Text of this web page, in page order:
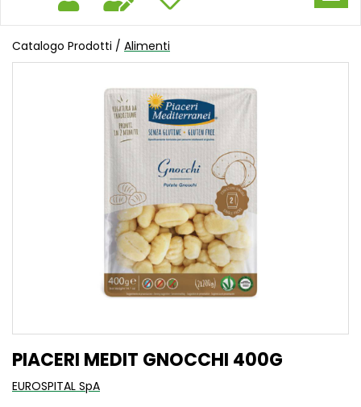
Catalogo Prodotti / Alimenti
PIACERI MEDIT GNOCCHI 400G
EUROSPITAL SpA